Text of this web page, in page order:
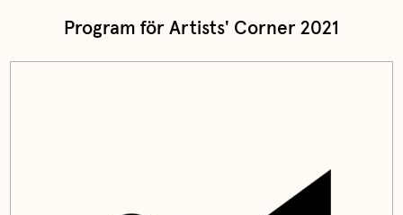
Program för Artists' Corner 2021